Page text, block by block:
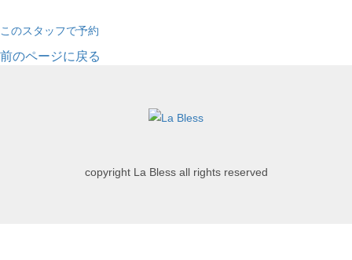
このスタッフで予約
前のページに戻る
copyright La Bless all rights reserved